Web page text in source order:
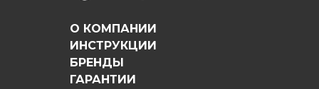
О КОМПАНИИ
ИНСТРУКЦИИ
БРЕНДЫ
ГАРАНТИИ